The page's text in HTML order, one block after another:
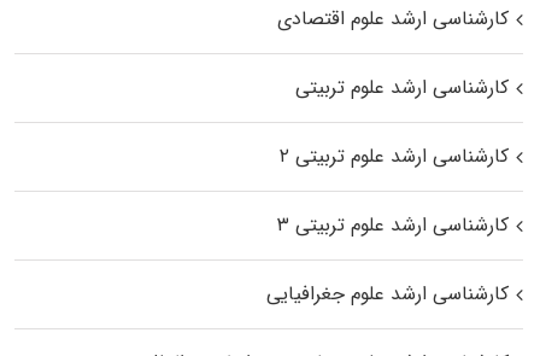
کارشناسی ارشد علوم اقتصادی
کارشناسی ارشد علوم تربیتی
کارشناسی ارشد علوم تربیتی ۲
کارشناسی ارشد علوم تربیتی ۳
کارشناسی ارشد علوم جغرافیایی